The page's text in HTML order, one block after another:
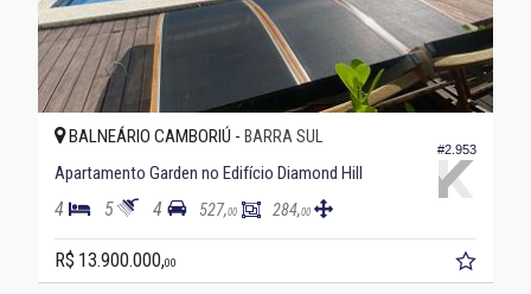
#2.953
BALNEÁRIO CAMBORIÚ - BARRA SUL
Apartamento Garden no Edifício Diamond Hill
4 5 4 527,00 284,00
R$ 13.900.000,00